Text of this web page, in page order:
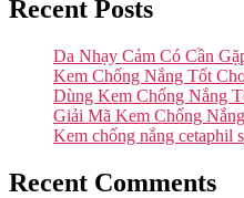
Recent Posts
Da Nhạy Cảm Có Cần
Kem Chống Nắng Tốt
Dùng Kem Chống Nắng
Giải Mã Kem Chống
Kem chống nắng cetaphil
Recent Comments